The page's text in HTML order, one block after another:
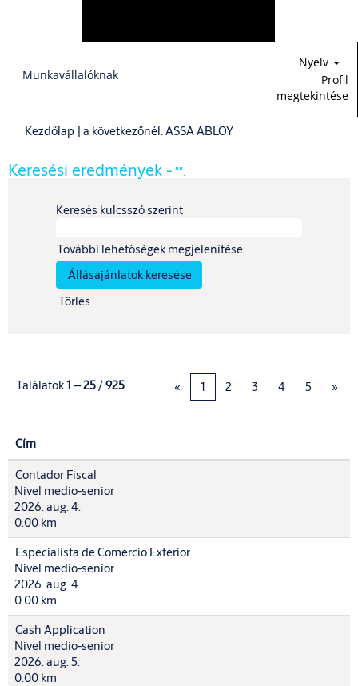
Munkavállalóknak
Nyelv
Profil
megtekintése
Kezdőlap | a következőnél: ASSA ABLOY(aktuális
Keresési eredmények - "".
Keresés kulcsszó szerint
További lehetőségek megjelenítése
Törlés
Találatok1 – 25/925 « 1 2 3 4 5 »
Cím
Contador Fiscal
Nivel medio-senior
2026. aug. 4.
0.00 km
Especialista de Comercio Exterior
Nivel medio-senior
2026. aug. 4.
0.00 km
Cash Application
Nivel medio-senior
2026. aug. 5.
0.00 km